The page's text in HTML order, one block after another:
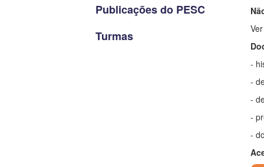
Publicações do PESC
Turmas
-
-
-
-
-